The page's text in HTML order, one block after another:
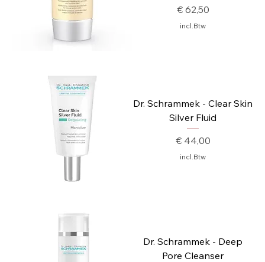
Prijs
€ 62,50
incl.Btw
Dr. Schrammek - Clear Skin
Silver Fluid
Prijs
€ 44,00
incl.Btw
Dr. Schrammek - Deep
Pore Cleanser